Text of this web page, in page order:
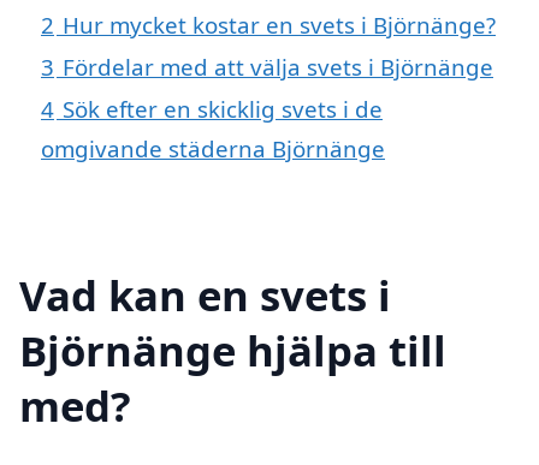
2 Hur mycket kostar en svets i Björnänge?
3 Fördelar med att välja svets i Björnänge
4 Sök efter en skicklig svets i de
omgivande städerna Björnänge
Vad kan en svets i
Björnänge hjälpa till
med?